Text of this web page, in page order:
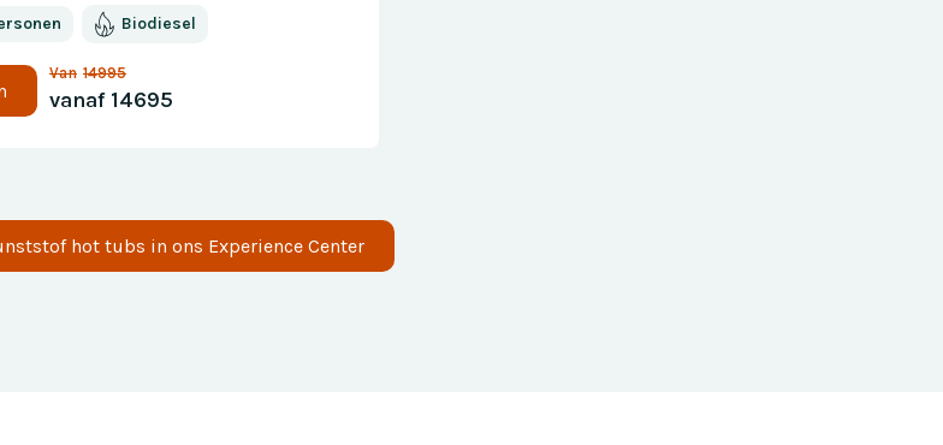
Biodiesel
Van 14995
vanaf 14695
hot tubs in ons Experience Center